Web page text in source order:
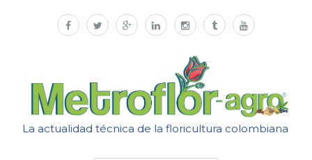
La actualidad técnica de la floricultura colombiana